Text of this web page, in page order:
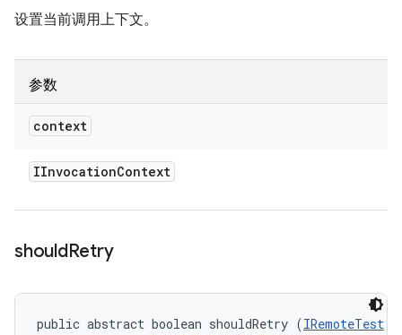
设置当前调用上下文。
参数
context
IInvocationContext
shouldRetry
public abstract boolean shouldRetry (IRemoteTest